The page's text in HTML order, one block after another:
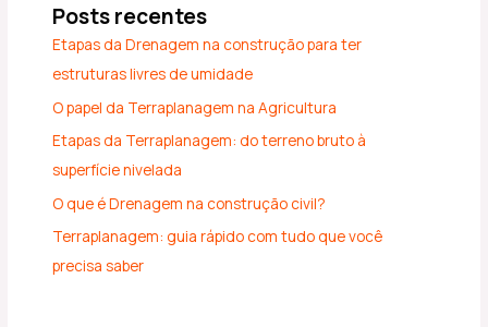
Posts recentes
Etapas da Drenagem na construção para ter
estruturas livres de umidade
O papel da Terraplanagem na Agricultura
Etapas da Terraplanagem: do terreno bruto à
superfície nivelada
O que é Drenagem na construção civil?
Terraplanagem: guia rápido com tudo que você
precisa saber